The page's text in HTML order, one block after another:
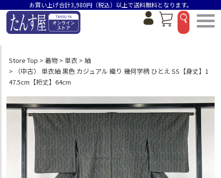
お買い上げ合計3,980円（税込）以上で送料無料となります。
Store Top 着物 単衣
紬
（中古） 単衣紬 黒色 カジュアル 織り 幾何学柄 ひとえ SS【身丈】1
47.5cm【裄丈】64cm